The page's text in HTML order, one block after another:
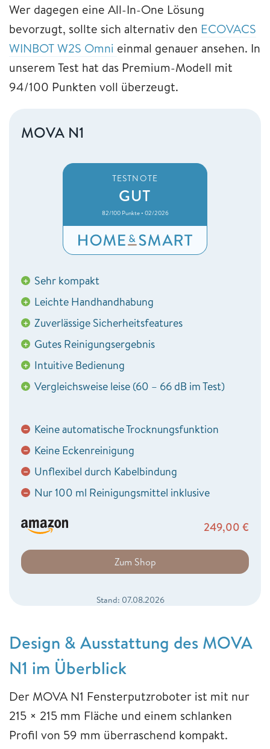
Wer dagegen eine All-In-One Lösung
bevorzugt, sollte sich alternativ den ECOVACS
WINBOT W2S Omni einmal genauer ansehen. In
unserem Test hat das Premium-Modell mit
94/100 Punkten voll überzeugt.
MOVA N1
TESTNOTE
GUT
82/100 Punkte • 02/2026
+ Sehr kompakt
+ Leichte Handhandhabung
+ Zuverlässige Sicherheitsfeatures
+ Gutes Reinigungsergebnis
+ Intuitive Bedienung
+ Vergleichsweise leise (60 – 66 dB im Test)
− Keine automatische Trocknungsfunktion
− Keine Eckenreinigung
− Unflexibel durch Kabelbindung
− Nur 100 ml Reinigungsmittel inklusive
249,00 €
Zum Shop
Stand: 07.08.2026
Design & Ausstattung des MOVA
N1 im Überblick
Der MOVA N1 Fensterputzroboter ist mit nur
215 × 215 mm Fläche und einem schlanken
Profil von 59 mm überraschend kompakt.